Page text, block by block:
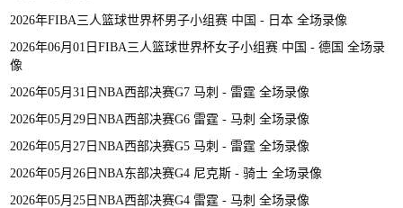
2026年FIBA三人篮球世界杯男子小组赛 中国 - 日本 全场录像
2026年06月01日FIBA三人篮球世界杯女子小组赛 中国 - 德国 全场录
像
2026年05月31日NBA西部决赛G7 马刺 - 雷霆 全场录像
2026年05月29日NBA西部决赛G6 雷霆 - 马刺 全场录像
2026年05月27日NBA西部决赛G5 马刺 - 雷霆 全场录像
2026年05月26日NBA东部决赛G4 尼克斯 - 骑士 全场录像
2026年05月25日NBA西部决赛G4 雷霆 - 马刺 全场录像